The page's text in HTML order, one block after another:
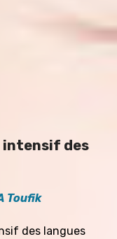
intensif des
Toufik
des langues